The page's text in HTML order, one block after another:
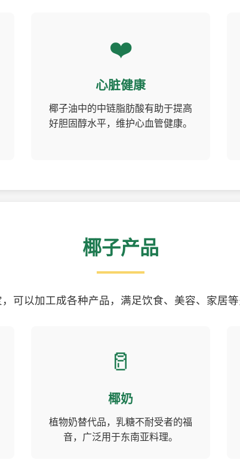
❤️
心脏健康
椰子油中的中链脂肪酸有助于提高
好胆固醇水平，维护心血管健康。
椰子产品
可以加工成各种产品，满足饮食、美容、家居等
🥛
椰奶
植物奶替代品，乳糖不耐受者的福
音，广泛用于东南亚料理。